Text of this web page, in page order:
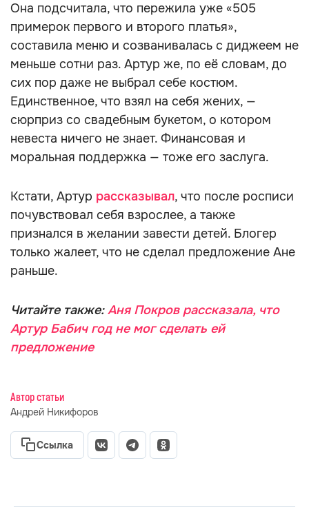
Она подсчитала, что пережила уже «505
примерок первого и второго платья»,
составила меню и созванивалась с диджеем не
меньше сотни раз. Артур же, по её словам, до
сих пор даже не выбрал себе костюм.
Единственное, что взял на себя жених, —
сюрприз со свадебным букетом, о котором
невеста ничего не знает. Финансовая и
моральная поддержка — тоже его заслуга.
Кстати, Артур рассказывал, что после росписи
почувствовал себя взрослее, а также
признался в желании завести детей. Блогер
только жалеет, что не сделал предложение Ане
раньше.
Читайте также:Аня Покров рассказала, что
Артур Бабич год не мог сделать ей
предложение
Автор статьи
Андрей Никифоров
Ссылка